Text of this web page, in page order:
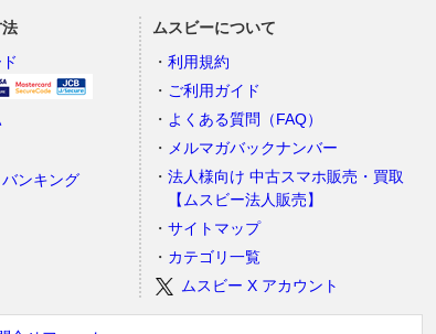
ンキング
ムスビーについて
利用規約
ご利用ガイド
よくある質問（FAQ）
メルマガバックナンバー
法人様向け 中古スマホ販売・買取
【ムスビー法人販売】
サイトマップ
カテゴリ一覧
ムスビー X アカウント